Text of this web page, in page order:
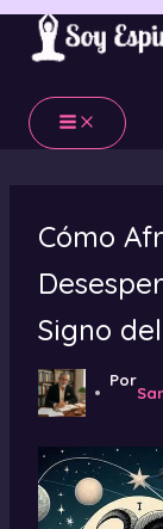
Ir
contenido
Cómo
Signo
Por